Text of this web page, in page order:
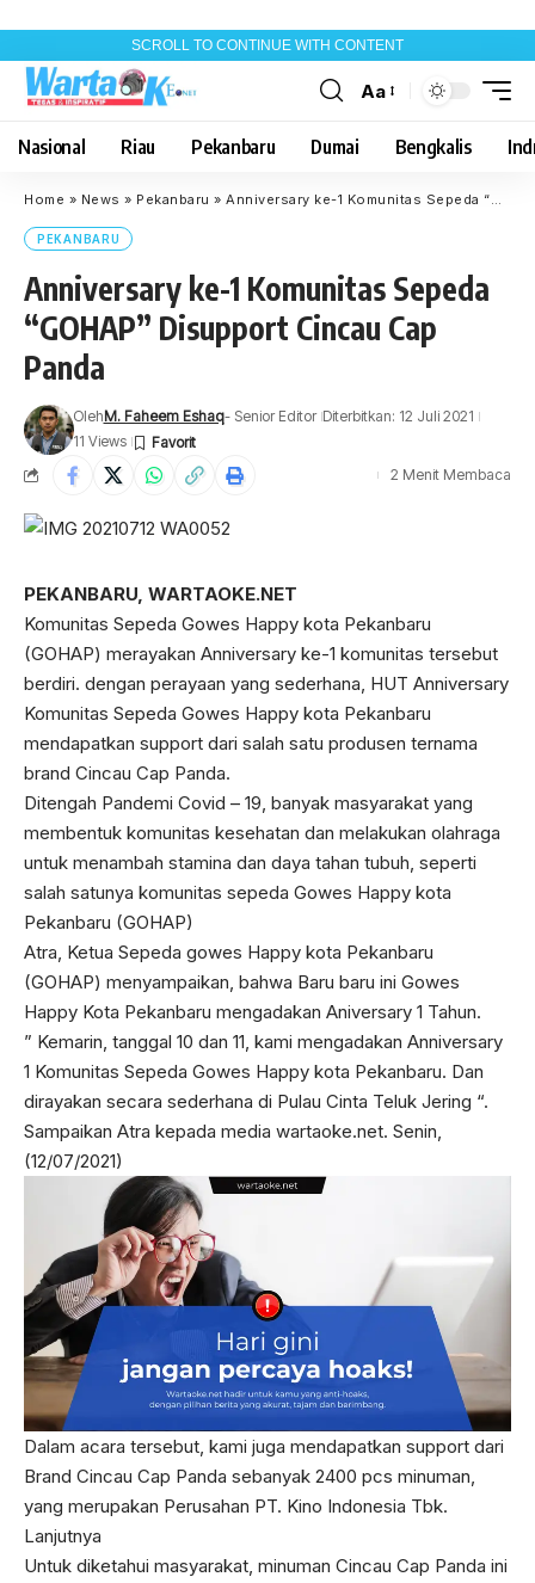
SCROLL TO CONTINUE WITH CONTENT
Font
Aa
Nasional Riau Pekanbaru Dumai Bengkalis
Home » News » Pekanbaru » Anniversary ke-1 Komunitas Sepeda “GOHAP” Disupport Cincau Cap Panda
PEKANBARU
Anniversary ke-1 Komunitas Sepeda
“GOHAP” Disupport Cincau Cap
Panda
OlehM. Faheem Eshaq- Senior Editor Diterbitkan: 12 Juli 2021
11 Views
2 Menit Membaca
PEKANBARU, WARTAOKE.NET
Komunitas Sepeda Gowes Happy kota Pekanbaru
(GOHAP) merayakan Anniversary ke-1 komunitas tersebut
berdiri. dengan perayaan yang sederhana, HUT Anniversary
Komunitas Sepeda Gowes Happy kota Pekanbaru
mendapatkan support dari salah satu produsen ternama
brand Cincau Cap Panda.
Ditengah Pandemi Covid – 19, banyak masyarakat yang
membentuk komunitas kesehatan dan melakukan olahraga
untuk menambah stamina dan daya tahan tubuh, seperti
salah satunya komunitas sepeda Gowes Happy kota
Pekanbaru (GOHAP)
Atra, Ketua Sepeda gowes Happy kota Pekanbaru
(GOHAP) menyampaikan, bahwa Baru baru ini Gowes
Happy Kota Pekanbaru mengadakan Aniversary 1 Tahun.
” Kemarin, tanggal 10 dan 11, kami mengadakan Anniversary
1 Komunitas Sepeda Gowes Happy kota Pekanbaru. Dan
dirayakan secara sederhana di Pulau Cinta Teluk Jering “.
Sampaikan Atra kepada media wartaoke.net. Senin,
(12/07/2021)
Dalam acara tersebut, kami juga mendapatkan support dari
Brand Cincau Cap Panda sebanyak 2400 pcs minuman,
yang merupakan Perusahan PT. Kino Indonesia Tbk.
Lanjutnya
Untuk diketahui masyarakat, minuman Cincau Cap Panda ini